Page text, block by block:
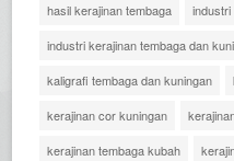
hasil kerajinan tembaga
industri kerajinan tembaga dan
kaligrafi tembaga dan kuningan
kerajinan cor kuningan
kerajinan tembaga kubah